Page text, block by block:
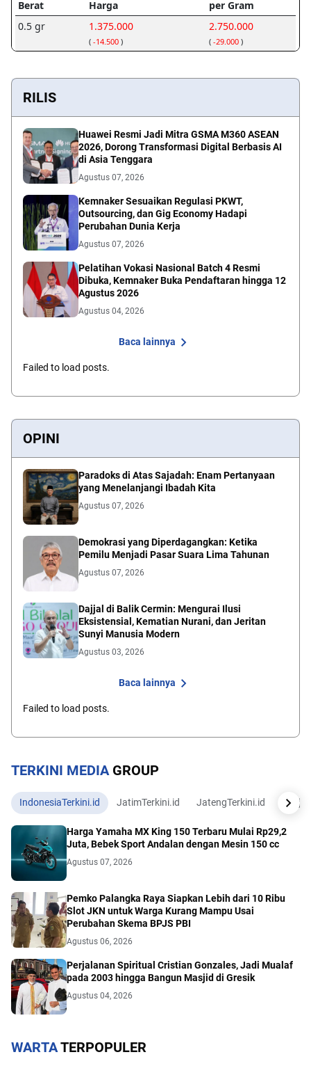
RILIS
Huawei Resmi Jadi Mitra GSMA M360 ASEAN
2026, Dorong Transformasi Digital Berbasis AI
di Asia Tenggara
Agustus 07, 2026
Kemnaker Sesuaikan Regulasi PKWT,
Outsourcing, dan Gig Economy Hadapi
Perubahan Dunia Kerja
Agustus 07, 2026
Pelatihan Vokasi Nasional Batch 4 Resmi
Dibuka, Kemnaker Buka Pendaftaran hingga 12
Agustus 2026
Agustus 04, 2026
Baca lainnya
Failed to load posts.
OPINI
Paradoks di Atas Sajadah: Enam Pertanyaan
yang Menelanjangi Ibadah Kita
Agustus 07, 2026
Demokrasi yang Diperdagangkan: Ketika
Pemilu Menjadi Pasar Suara Lima Tahunan
Agustus 07, 2026
Dajjal di Balik Cermin: Mengurai Ilusi
Eksistensial, Kematian Nurani, dan Jeritan
Sunyi Manusia Modern
Agustus 03, 2026
Baca lainnya
Failed to load posts.
TERKINI MEDIAGROUP
IndonesiaTerkini.id JatimTerkini.id JatengTerkini.id
Harga Yamaha MX King 150 Terbaru Mulai Rp29,2
Juta, Bebek Sport Andalan dengan Mesin 150 cc
Agustus 07, 2026
Pemko Palangka Raya Siapkan Lebih dari 10 Ribu
Slot JKN untuk Warga Kurang Mampu Usai
Perubahan Skema BPJS PBI
Agustus 06, 2026
Perjalanan Spiritual Cristian Gonzales, Jadi Mualaf
pada 2003 hingga Bangun Masjid di Gresik
Agustus 04, 2026
WARTATERPOPULER